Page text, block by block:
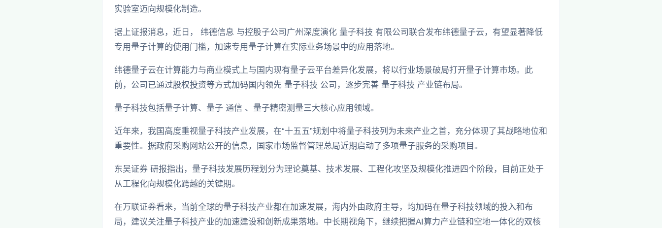
实验室迈向规模化制造。
据上证报消息，近日， 纬德信息 与控股子公司广州深度演化 量子科技 有限公司联合发布纬德量子云，有望显著降低
专用量子计算的使用门槛，加速专用量子计算在实际业务场景中的应用落地。
纬德量子云在计算能力与商业模式上与国内现有量子云平台差异化发展，将以行业场景破局打开量子计算市场。此
前，公司已通过股权投资等方式加码国内领先 量子科技 公司，逐步完善 量子科技 产业链布局。
量子科技包括量子计算、量子 通信 、量子精密测量三大核心应用领域。
近年来，我国高度重视量子科技产业发展，在“十五五”规划中将量子科技列为未来产业之首，充分体现了其战略地位和
重要性。据政府采购网站公开的信息，国家市场监督管理总局近期启动了多项量子服务的采购项目。
东吴证券 研报指出，量子科技发展历程划分为理论奠基、技术发展、工程化攻坚及规模化推进四个阶段，目前正处于
从工程化向规模化跨越的关键期。
在万联证券看来，当前全球的量子科技产业都在加速发展，海内外由政府主导，均加码在量子科技领域的投入和布
局，建议关注量子科技产业的加速建设和创新成果落地。中长期视角下，继续把握AI算力产业链和空地一体化的双核